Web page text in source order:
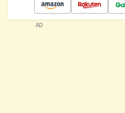
AD